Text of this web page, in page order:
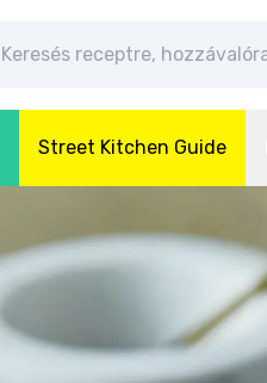
Street Kitchen Guide